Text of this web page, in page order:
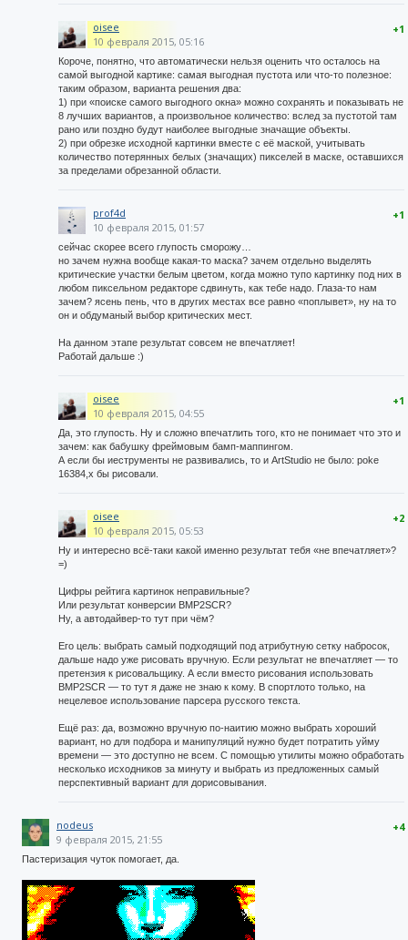
+1
oisee
10 февраля 2015, 05:16
Короче, понятно, что автоматически нельзя оценить что осталось на
самой выгодной картике: самая выгодная пустота или что-то полезное:
таким образом, варианта решения два:
1) при «поиске самого выгодного окна» можно сохранять и показывать не
8 лучших вариантов, а произвольное количество: вслед за пустотой там
рано или поздно будут наиболее выгодные значащие объекты.
2) при обрезке исходной картинки вместе с её маской, учитывать
количество потерянных белых (значащих) пикселей в маске, оставшихся
за пределами обрезанной области.
+1
prof4d
10 февраля 2015, 01:57
сейчас скорее всего глупость сморожу…
но зачем нужна вообще какая-то маска? зачем отдельно выделять
критические участки белым цветом, когда можно тупо картинку под них в
любом пиксельном редакторе сдвинуть, как тебе надо. Глаза-то нам
зачем? ясень пень, что в других местах все равно «поплывет», ну на то
он и обдуманый выбор критических мест.
На данном этапе результат совсем не впечатляет!
Работай дальше :)
+1
oisee
10 февраля 2015, 04:55
Да, это глупость. Ну и сложно впечатлить того, кто не понимает что это и
зачем: как бабушку фреймовым бамп-маппингом.
А если бы иеструменты не развивались, то и ArtStudio не было: poke
16384,x бы рисовали.
+2
oisee
10 февраля 2015, 05:53
Ну и интересно всё-таки какой именно результат тебя «не впечатляет»?
=)
Цифры рейтига картинок неправильные?
Или результат конверсии BMP2SCR?
Ну, а автодайвер-то тут при чём?
Его цель: выбрать самый подходящий под атрибутную сетку набросок,
дальше надо уже рисовать вручную. Если результат не впечатляет — то
претензия к рисовальщику. А если вместо рисования использовать
BMP2SCR — то тут я даже не знаю к кому. В спортлото только, на
нецелевое использование парсера русского текста.
Ещё раз: да, возможно вручную по-наитию можно выбрать хороший
вариант, но для подбора и манипуляций нужно будет потратить уйму
времени — это доступно не всем. С помощью утилиты можно обработать
несколько исходников за минуту и выбрать из предложенных самый
перспективный вариант для дорисовывания.
+4
nodeus
9 февраля 2015, 21:55
Пастеризация чуток помогает, да.